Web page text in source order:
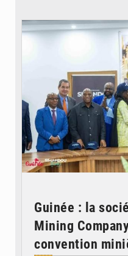
Guinée : la
Mining
convention